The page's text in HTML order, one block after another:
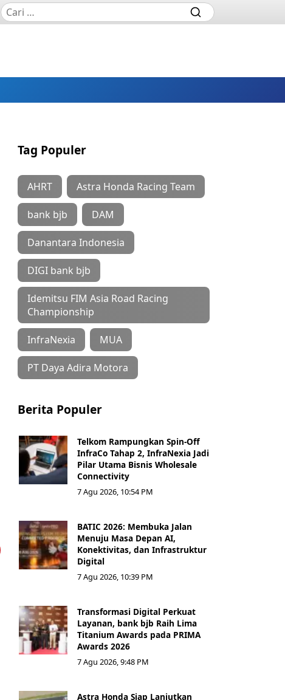
Tag Populer
AHRT Astra Honda Racing Team
bank bjb DAM
Danantara Indonesia
DIGI bank bjb
Idemitsu FIM Asia Road Racing
Championship
InfraNexia MUA
PT Daya Adira Motora
Berita Populer
Telkom Rampungkan Spin-Off
InfraCo Tahap 2, InfraNexia Jadi
Pilar Utama Bisnis Wholesale
Connectivity
7 Agu 2026, 10:54 PM
BATIC 2026: Membuka Jalan
Menuju Masa Depan AI,
Konektivitas, dan Infrastruktur
Digital
7 Agu 2026, 10:39 PM
Transformasi Digital Perkuat
Layanan, bank bjb Raih Lima
Titanium Awards pada PRIMA
Awards 2026
7 Agu 2026, 9:48 PM
Astra Honda Siap Lanjutkan